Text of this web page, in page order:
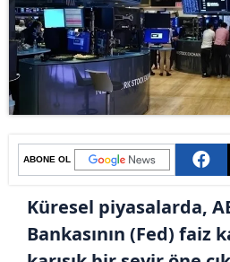
ABONE OL
Küresel piyasalarda,
Bankasının (Fed) faiz